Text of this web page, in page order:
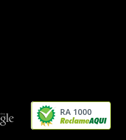
RA 1000